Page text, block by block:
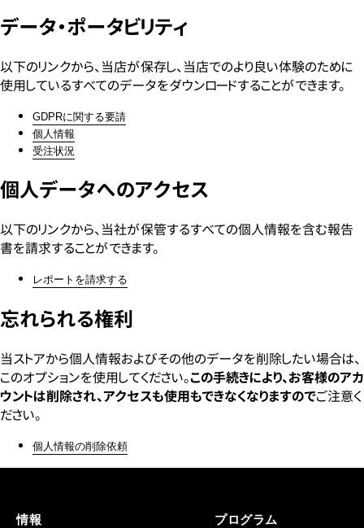
データ・ポータビリティ
以下のリンクから、当店が保存し、当店でのより良い体験のために
使用しているすべてのデータをダウンロードすることができます。
GDPRに関する要請
個人情報
受注状況
個人データへのアクセス
以下のリンクから、当社が保管するすべての個人情報を含む報告
書を請求することができます。
レポートを請求する
忘れられる権利
当ストアから個人情報およびその他のデータを削除したい場合は、
このオプションを使用してください。この手続きにより、お客様のアカ
ウントは削除され、アクセスも使用もできなくなりますのでご注意く
ださい。
個人情報の削除依頼
情報 プログラム